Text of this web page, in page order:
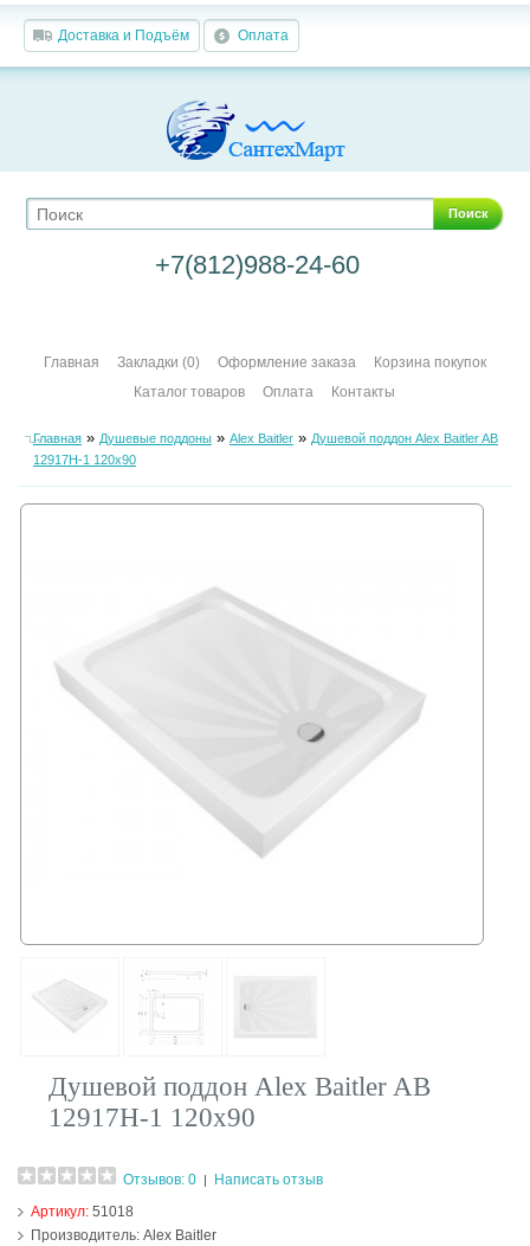
Доставка и Подъём Оплата
Поиск
+7(812)988-24-60
Главная Закладки (0) Оформление заказа
Корзина покупок
Каталог товаров
Оплата Контакты
Главная» Душевые поддоны» Alex Baitler» Душевой поддон Alex Baitler AB
12917Н-1 120х90
Душевой поддон Alex Baitler AB
12917Н-1 120х90
Отзывов: 0
Написать отзыв
Артикул:51018
Производитель: Alex Baitler